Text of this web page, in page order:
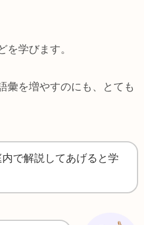
学びます。
彙を増やすのにも、とても
で解説してあげると学